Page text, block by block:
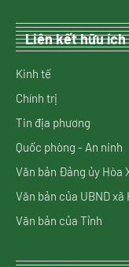
Liên kết hữu ích
Kinh tế
Chính trị
Tin địa phương
Quốc phòng - An ninh
Văn bản Đảng ủy Hòa
Văn bản của UBND xã
Văn bản của Tỉnh